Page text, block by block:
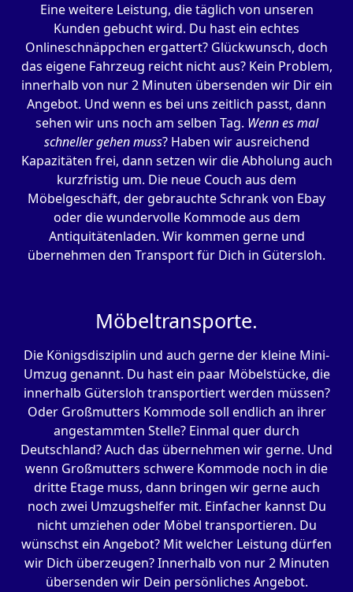
Eine weitere Leistung, die täglich von unseren
Kunden gebucht wird. Du hast ein echtes
Onlineschnäppchen ergattert? Glückwunsch, doch
das eigene Fahrzeug reicht nicht aus? Kein Problem,
innerhalb von nur 2 Minuten übersenden wir Dir ein
Angebot. Und wenn es bei uns zeitlich passt, dann
sehen wir uns noch am selben Tag. Wenn es mal
schneller gehen muss? Haben wir ausreichend
Kapazitäten frei, dann setzen wir die Abholung auch
kurzfristig um. Die neue Couch aus dem
Möbelgeschäft, der gebrauchte Schrank von Ebay
oder die wundervolle Kommode aus dem
Antiquitätenladen. Wir kommen gerne und
übernehmen den Transport für Dich in Gütersloh.
Möbeltransporte.
Die Königsdisziplin und auch gerne der kleine Mini-
Umzug genannt. Du hast ein paar Möbelstücke, die
innerhalb Gütersloh transportiert werden müssen?
Oder Großmutters Kommode soll endlich an ihrer
angestammten Stelle? Einmal quer durch
Deutschland? Auch das übernehmen wir gerne. Und
wenn Großmutters schwere Kommode noch in die
dritte Etage muss, dann bringen wir gerne auch
noch zwei Umzugshelfer mit. Einfacher kannst Du
nicht umziehen oder Möbel transportieren. Du
wünschst ein Angebot? Mit welcher Leistung dürfen
wir Dich überzeugen? Innerhalb von nur 2 Minuten
übersenden wir Dein persönliches Angebot.